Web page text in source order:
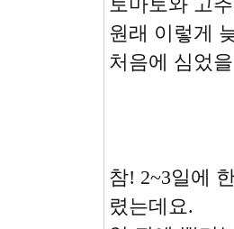
원래 이렇게
처음에 심었
참! 2~3일에
렸는데요.